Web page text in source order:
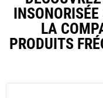
LA
PRODUITS